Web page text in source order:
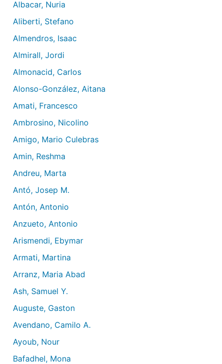
Albacar, Nuria
Aliberti, Stefano
Almendros, Isaac
Almirall, Jordi
Almonacid, Carlos
Alonso-González, Aitana
Amati, Francesco
Ambrosino, Nicolino
Amigo, Mario Culebras
Amin, Reshma
Andreu, Marta
Antó, Josep M.
Antón, Antonio
Anzueto, Antonio
Arismendi, Ebymar
Armati, Martina
Arranz, Maria Abad
Ash, Samuel Y.
Auguste, Gaston
Avendano, Camilo A.
Ayoub, Nour
Bafadhel, Mona